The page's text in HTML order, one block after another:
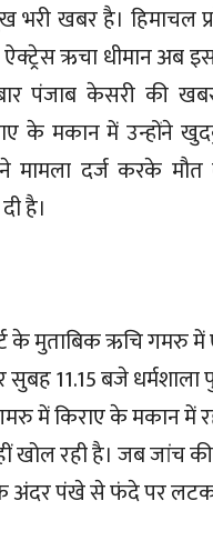
खबर है। हिमाचल
ऋचा धीमान अब
पंजाब केसरी की
के मकान में उन्होंने
मामला दर्ज करके
है।
के मुताबिक ऋचि गमरु
सुबह 11.15 बजे
में किराए के मकान में
खोल रही है। जब जांच
अंदर पंखे से फंदे पर